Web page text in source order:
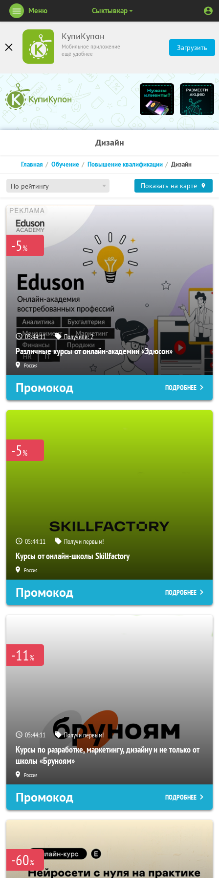
КупиКупон
Мобильное приложение
ещё удобнее
Загрузить
Меню Сыктывкар
Дизайн
По рейтингу
Главная Обучение Повышение квалификации Дизайн
Показать на карте
-5%
05:44:10 Получили:2
Различные курсы от онлайн-академии «Эдюсон»
Россия
Промокод ПОДРОБНЕЕ
-5%
05:44:10 Получи первым!
Курсы от онлайн-школы Skillfactory
Россия
Промокод ПОДРОБНЕЕ
-11%
05:44:10 Получи первым!
Курсы по разработке, маркетингу, дизайну и не только от
школы «Бруноям»
Россия
Промокод ПОДРОБНЕЕ
-60%